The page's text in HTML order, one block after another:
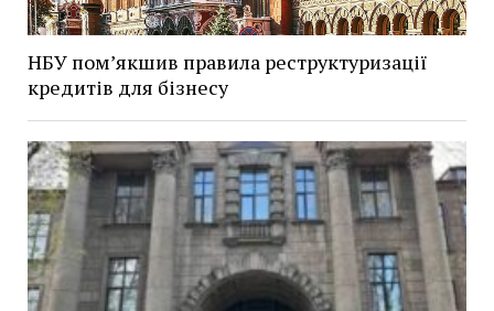
НБУ пом’якшив правила реструктуризації
кредитів для бізнесу